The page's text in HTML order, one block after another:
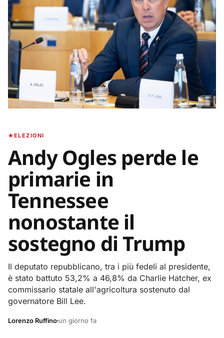
ELEZIONI
Andy Ogles perde le
primarie in
Tennessee
nonostante il
sostegno di Trump
Il deputato repubblicano, tra i più fedeli al presidente,
è stato battuto 53,2% a 46,8% da Charlie Hatcher, ex
commissario statale all'agricoltura sostenuto dal
governatore Bill Lee.
Lorenzo Ruffino un giorno fa